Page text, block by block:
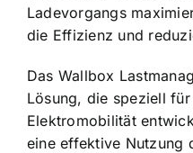
Ladevorgangs
die Effizienz und
Das Wallbox
Lösung, die speziell
Elektromobilität
eine effektive Nutzung